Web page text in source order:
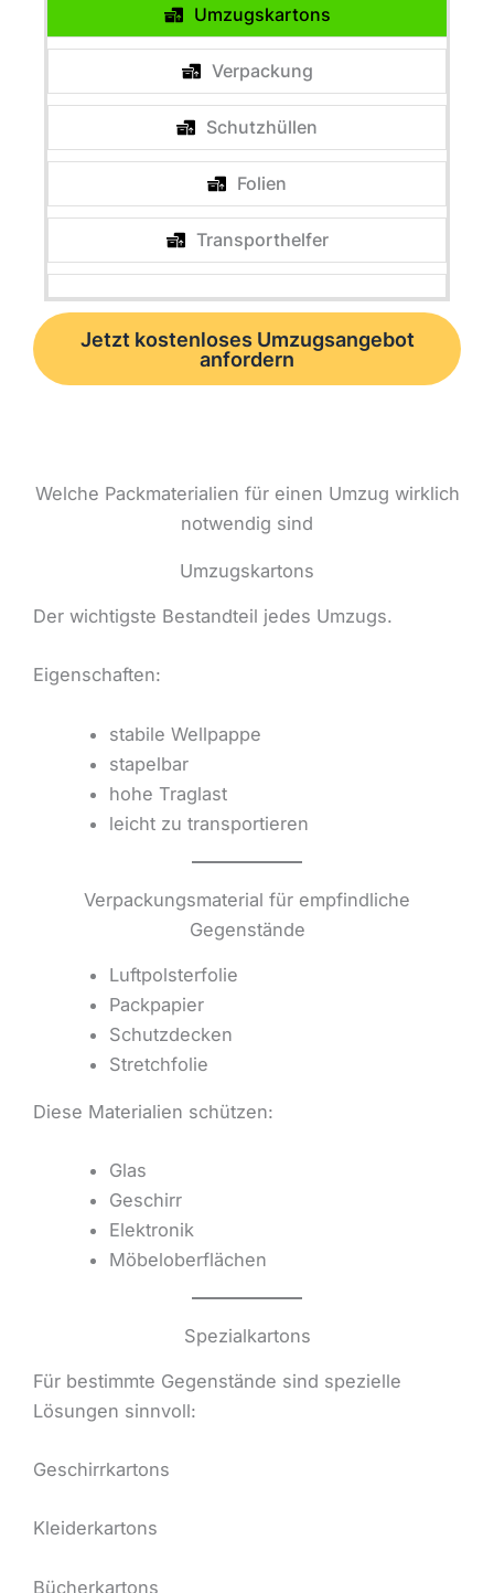
Umzugskartons
Verpackung
Schutzhüllen
Folien
Transporthelfer
Jetzt kostenloses Umzugsangebot
anfordern
Welche Packmaterialien für einen Umzug wirklich
notwendig sind
Umzugskartons
Der wichtigste Bestandteil jedes Umzugs.
Eigenschaften:
stabile Wellpappe
stapelbar
hohe Traglast
leicht zu transportieren
Verpackungsmaterial für empfindliche
Gegenstände
Luftpolsterfolie
Packpapier
Schutzdecken
Stretchfolie
Diese Materialien schützen:
Glas
Geschirr
Elektronik
Möbeloberflächen
Spezialkartons
Für bestimmte Gegenstände sind spezielle
Lösungen sinnvoll:
Geschirrkartons
Kleiderkartons
Bücherkartons